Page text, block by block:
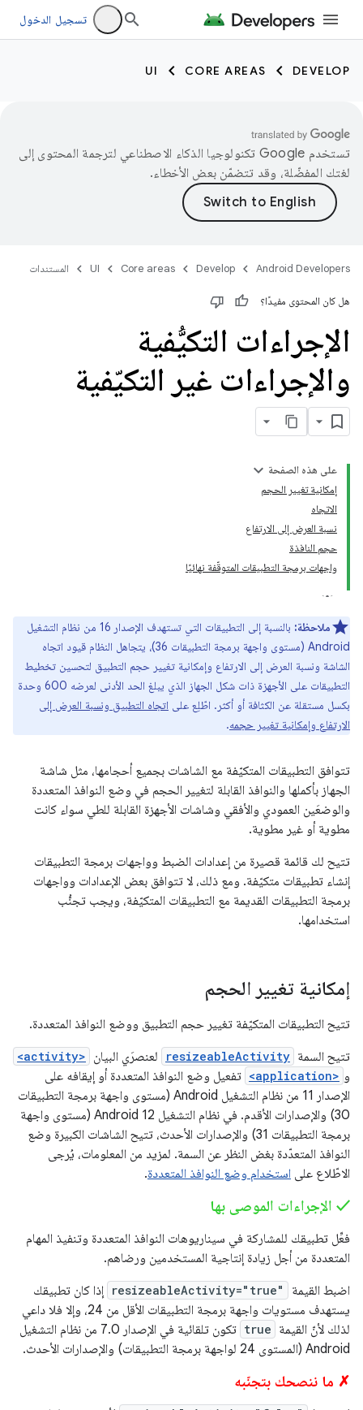
تسجيل الدخول
DEVELOP
CORE AREAS
UI
تستخدم Google تكنولوجيا الذكاء الاصطناعي لترجمة المحتوى إلى
لغتك المفضّلة، وقد تتضمّن بعض الأخطاء.
Android Developers
Develop
Core areas
UI المستندات
هل كان المحتوى مفيدًا؟
الإجراءات التكيُّفية
والإجراءات غير التكيّفية
على هذه الصفحة
إمكانية تغيير الحجم
الاتجاه
نسبة العرض إلى الارتفاع
حجم النافذة
واجهات برمجة التطبيقات المتوقّفة نهائيًا
ملاحظة:
بالنسبة إلى التطبيقات التي تستهدف الإصدار 16 من نظام التشغيل
Android (مستوى واجهة برمجة التطبيقات 36)، يتجاهل النظام قيود اتجاه
الشاشة ونسبة العرض إلى الارتفاع وإمكانية تغيير حجم التطبيق لتحسين تخطيط
التطبيقات على الأجهزة ذات شكل الجهاز الذي يبلغ الحد الأدنى لعرضه 600 وحدة
بكسل مستقلة عن الكثافة أو أكثر. اطّلِع على اتجاه التطبيق ونسبة العرض إلى
الارتفاع وإمكانية تغيير حجمه.
تتوافق التطبيقات المتكيّفة مع الشاشات بجميع أحجامها، مثل شاشة
الجهاز بأكملها والنوافذ القابلة لتغيير الحجم في وضع النوافذ المتعددة
والوضعَين العمودي والأفقي وشاشات الأجهزة القابلة للطي سواء كانت
مطوية أو غير مطوية.
تتيح لك قائمة قصيرة من إعدادات الضبط وواجهات برمجة التطبيقات
إنشاء تطبيقات متكيّفة. ومع ذلك، لا تتوافق بعض الإعدادات وواجهات
برمجة التطبيقات القديمة مع التطبيقات المتكيّفة، ويجب تجنُّب
استخدامها.
إمكانية تغيير الحجم
تتيح التطبيقات المتكيّفة تغيير حجم التطبيق ووضع النوافذ المتعددة.
تتيح السمة resizeableActivity لعنصرَي البيان <activity>
و <application> تفعيل وضع النوافذ المتعددة أو إيقافه على
الإصدار 11 من نظام التشغيل Android (مستوى واجهة برمجة التطبيقات
30) والإصدارات الأقدم. في نظام التشغيل Android 12 (مستوى واجهة
برمجة التطبيقات 31) والإصدارات الأحدث، تتيح الشاشات الكبيرة وضع
النوافذ المتعدّدة بغض النظر عن السمة. لمزيد من المعلومات، يُرجى
الاطّلاع على استخدام وضع النوافذ المتعددة.
‫✓ الإجراءات الموصى بها
فعِّل تطبيقك للمشاركة في سيناريوهات النوافذ المتعددة وتنفيذ المهام
المتعددة من أجل زيادة إنتاجية المستخدمين ورضاهم.
اضبط القيمة
resizeableActivity="true"
إذا كان تطبيقك
يستهدف مستويات واجهة برمجة التطبيقات الأقل من 24، وإلا فلا داعي
لذلك لأنّ القيمة true
تكون تلقائية في الإصدار 7.0 من نظام التشغيل
Android (المستوى 24 لواجهة برمجة التطبيقات) والإصدارات الأحدث.
✗ ما ننصحك بتجنّبه